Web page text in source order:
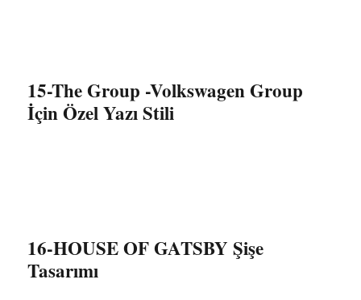
15-The Group -Volkswagen Group
İçin Özel Yazı Stili
16-HOUSE OF GATSBY Şişe
Tasarımı